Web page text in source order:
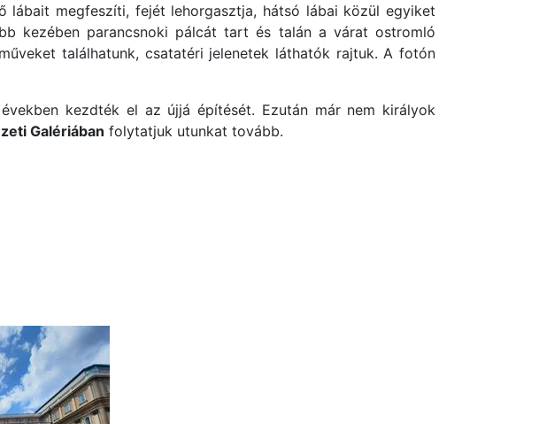
megfeszíti, fejét lehorgasztja, hátsó lábai közül egyiket
kezében parancsnoki pálcát tart és talán a várat ostromló
találhatunk, csatatéri jelenetek láthatók rajtuk. A fotón
kezdték el az újjá építését. Ezután már nem királyok
Galériában folytatjuk utunkat tovább.